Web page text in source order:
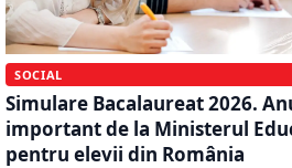
SOCIAL
Simulare Bacalaureat 2026.
important de la Ministerul
pentru elevii din România